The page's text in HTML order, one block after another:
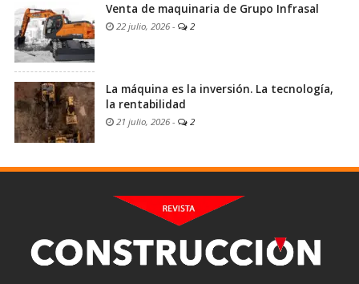
Venta de maquinaria de Grupo Infrasal
22 julio, 2026 - 2
La máquina es la inversión. La tecnología,
la rentabilidad
21 julio, 2026 - 2